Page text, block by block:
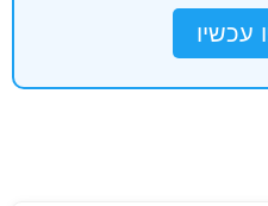
עכשיו